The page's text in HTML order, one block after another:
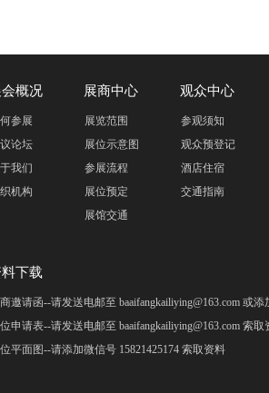
会概况
参展
论坛
我们
机构
展商中心
展览范围
展位示意图
参展流程
展位预定
展馆交通
观众中心
参观须知
观众预登记
酒店住宿
交通指南
下载
邀请函--请发送电邮至 baaifangkailiying@163.com 或
申请表--请发送电邮至 baaifangkailiying@163.com 索取
平面图--请添加微信号 15821425174 索取资料